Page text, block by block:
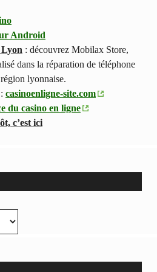
Android
: découvrez Mobilax Store,
dans la réparation de téléphone
lyonnaise.
casinoenligne-site.com
du casino en ligne
c’est ici